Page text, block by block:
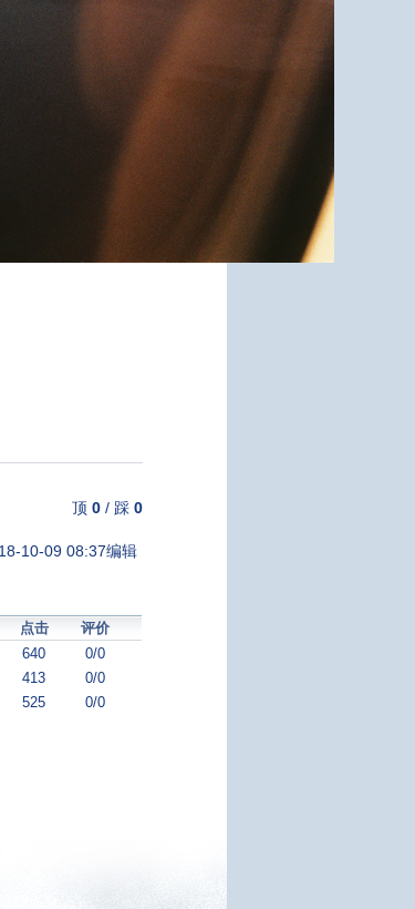
顶 0/ 踩 0
10-09 08:37编辑
点击 评价
640 0/0
413 0/0
525 0/0